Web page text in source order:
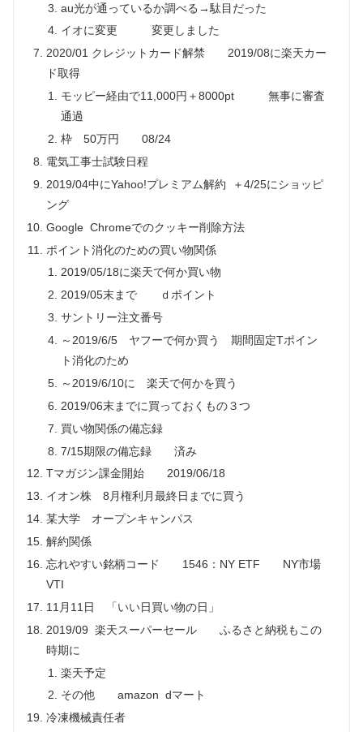
au光が通っているか調べる→駄目だった
イオに変更 変更しました
2020/01 クレジットカード解禁 2019/08に楽天カー
ド取得
モッピー経由で11,000円＋8000pt 無事に審査
通過
枠 50万円 08/24
電気工事士試験日程
2019/04中にYahoo!プレミアム解約 ＋4/25にショッピ
ング
Google Chromeでのクッキー削除方法
ポイント消化のための買い物関係
2019/05/18に楽天で何か買い物
2019/05末まで ｄポイント
サントリー注文番号
～2019/6/5 ヤフーで何か買う 期間固定Tポイン
ト消化のため
～2019/6/10に 楽天で何かを買う
2019/06末までに買っておくもの３つ
買い物関係の備忘録
7/15期限の備忘録 済み
Tマガジン課金開始 2019/06/18
イオン株 8月権利月最終日までに買う
某大学 オープンキャンパス
解約関係
忘れやすい銘柄コード 1546：NY ETF NY市場
VTI
11月11日 「いい日買い物の日」
2019/09 楽天スーパーセール ふるさと納税もこの
時期に
楽天予定
その他 amazon dマート
冷凍機械責任者